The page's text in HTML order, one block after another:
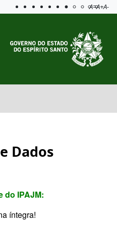
Aplicar
A=A+A-
Dados
do IPAJM:
íntegra!